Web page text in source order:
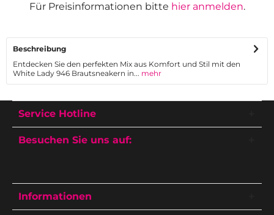
Für Preisinformationen bitte hier anmelden.
Beschreibung
Entdecken Sie den perfekten Mix aus Komfort und Stil mit den
White Lady 946 Brautsneakern in... mehr
Service Hotline
Besuchen Sie uns auf:
Informationen